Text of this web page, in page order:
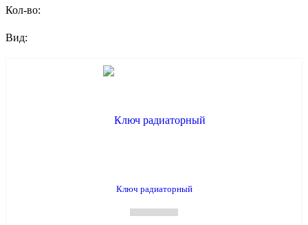
Кол-во:
Вид:
Ключ радиаторный